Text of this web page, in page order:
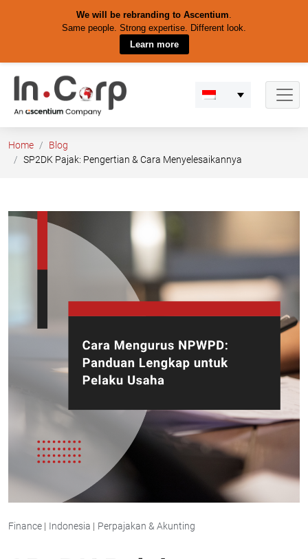
We will be rebranding to Ascentium.
Same people. Strong expertise. Different look.
Learn more
content
Home
Blog
SP2DK Pajak: Pengertian & Cara Menyelesaikannya
Finance | Indonesia | Perpajakan & Akunting